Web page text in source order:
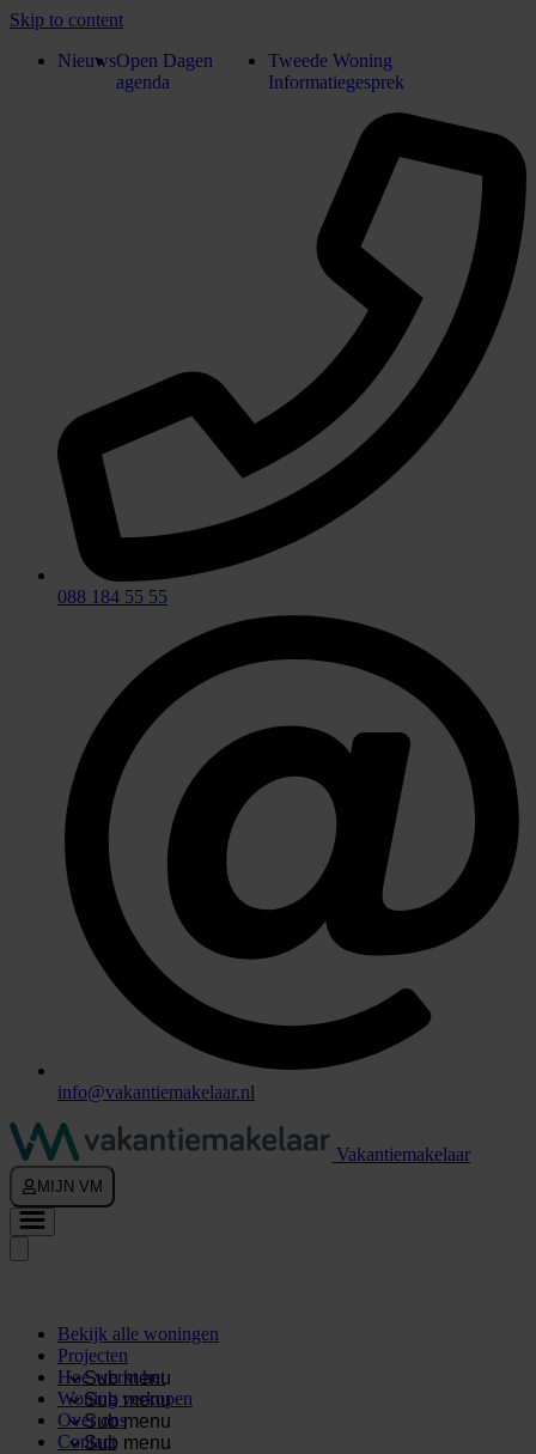
Skip to content
NieuwsOpen Dagen
agenda
Tweede Woning
Informatiegesprek
088 184 55 55
info@vakantiemakelaar.nl
Vakantiemakelaar
MIJN VM
Bekijk alle woningen
Projecten
Sub menu
Hoe werkt het
Sub menu
Woning verkopen
Sub menu
Over ons
Sub menu
Contact